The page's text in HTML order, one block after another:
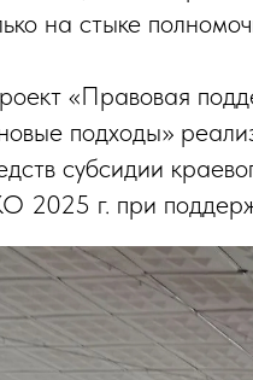
на стыке
«Правовая
подходы»
субсидии
2025 г. при